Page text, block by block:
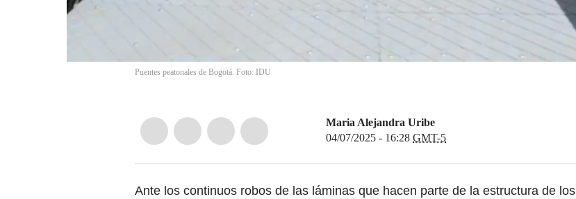
Puentes peatonales de Bogotá. Foto: IDU
Maria Alejandra Uribe
04/07/2025 - 16:28 GMT-5
Ante los continuos robos de las láminas que hacen parte de la estructura de los